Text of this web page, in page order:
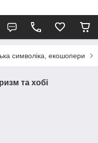
символіка, екошопери
та хобі